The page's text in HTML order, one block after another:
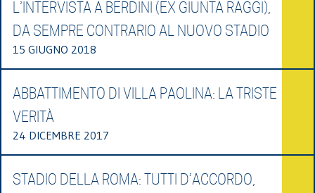
L’INTERVISTA A BERDINI (EX GIUNTA RAGGI),
DA SEMPRE CONTRARIO AL NUOVO STADIO
15 GIUGNO 2018
ABBATTIMENTO DI VILLA PAOLINA: LA TRISTE
VERITÀ
24 DICEMBRE 2017
STADIO DELLA ROMA: TUTTI D’ACCORDO,